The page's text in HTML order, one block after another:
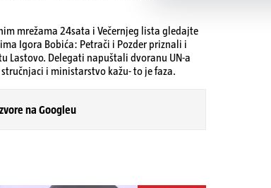
mrežama 24sata i Večernjeg lista gledajte
Igora Bobića: Petrači i Pozder priznali i
Lastovo. Delegati napuštali dvoranu UN-a
i ministarstvo kažu- to je faza.
na Googleu